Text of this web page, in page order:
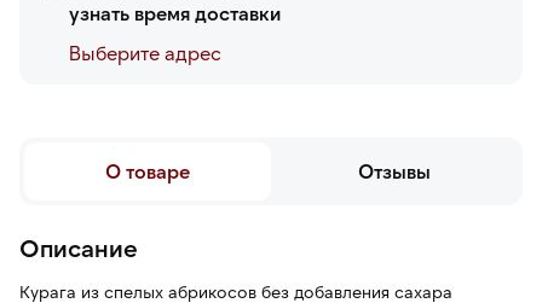
узнать время доставки
Выберите адреc
О товаре Отзывы
Описание
Курага из спелых абрикосов без добавления сахара